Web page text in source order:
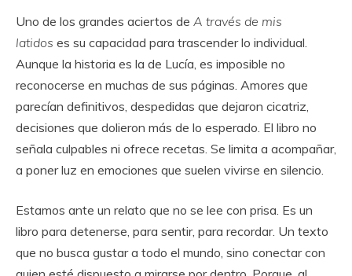
Uno de los grandes aciertos de A través de mis
latidos es su capacidad para trascender lo individual.
Aunque la historia es la de Lucía, es imposible no
reconocerse en muchas de sus páginas. Amores que
parecían definitivos, despedidas que dejaron cicatriz,
decisiones que dolieron más de lo esperado. El libro no
señala culpables ni ofrece recetas. Se limita a acompañar,
a poner luz en emociones que suelen vivirse en silencio.
Estamos ante un relato que no se lee con prisa. Es un
libro para detenerse, para sentir, para recordar. Un texto
que no busca gustar a todo el mundo, sino conectar con